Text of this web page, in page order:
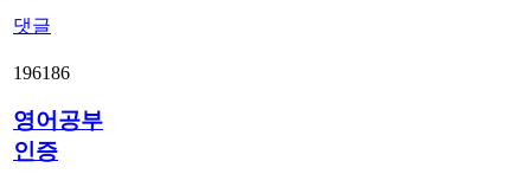
댓글
196186
영어공부
인증